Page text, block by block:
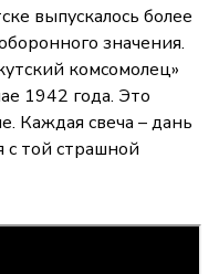
выпускалось более
значения.
комсомолец»
1942 года. Это
Каждая свеча – дань
с той страшной